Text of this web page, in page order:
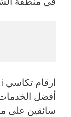
أفضل
سائقين على